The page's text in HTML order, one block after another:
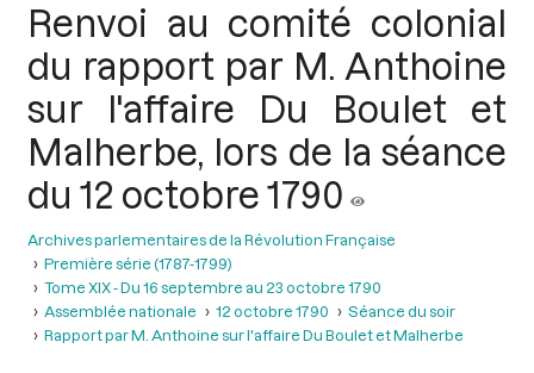
Renvoi au comité colonial
du rapport par M. Anthoine
sur l'affaire Du Boulet et
Malherbe, lors de la séance
du 12 octobre 1790
Archives parlementaires de la Révolution Française
Première série (1787-1799)
Tome XIX - Du 16 septembre au 23 octobre 1790
Assemblée nationale
12 octobre 1790
Séance du soir
Rapport par M. Anthoine sur l'affaire Du Boulet et Malherbe